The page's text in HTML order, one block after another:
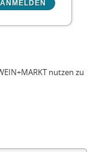
nutzen zu